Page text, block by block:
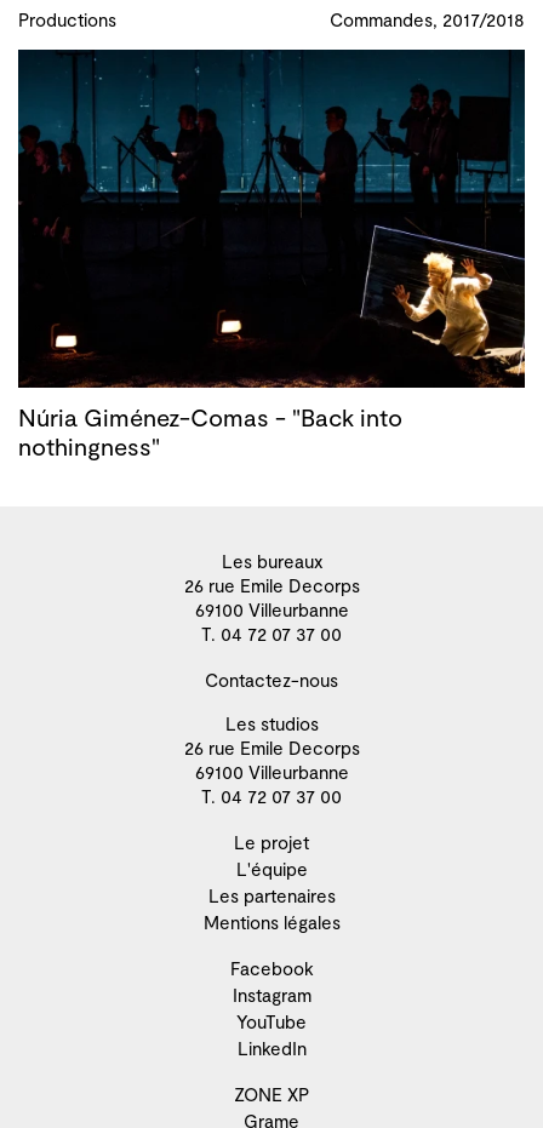
Productions Commandes, 2017/2018
Núria Giménez-Comas - "Back into
nothingness"
Les bureaux
26 rue Emile Decorps
69100 Villeurbanne
T. 04 72 07 37 00
Contactez-nous
Les studios
26 rue Emile Decorps
69100 Villeurbanne
T. 04 72 07 37 00
Le projet
L'équipe
Les partenaires
Mentions légales
Facebook
Instagram
YouTube
LinkedIn
ZONE XP
Grame